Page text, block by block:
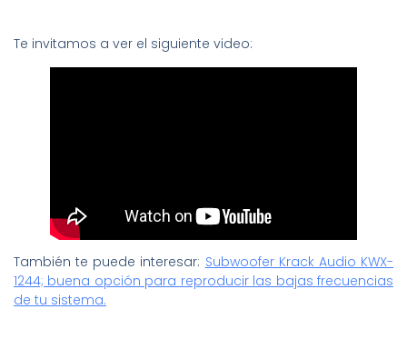
Te invitamos a ver el siguiente video:
También te puede interesar: Subwoofer Krack Audio KWX-
1244; buena opción para reproducir las bajas frecuencias
de tu sistema.